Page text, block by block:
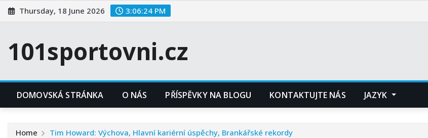
Skip
to
Thursday, 18 June 2026 3:06:25 PM
101sportovni.cz
DOMOVSKÁ STRÁNKA O NÁS PŘÍSPĚVKY NA BLOGU KONTAKTUJTE NÁS JAZYK
Home Tim Howard: Výchova, Hlavní kariérní úspěchy, Brankářské rekordy